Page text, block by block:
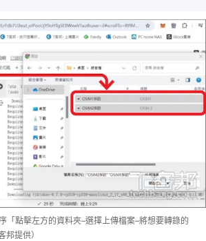
「點擊左方的資料夾–選擇上傳檔案–將想要轉錄的
提供）